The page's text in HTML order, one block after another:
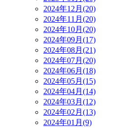
2024年12月(20)
2024年11月(20)
2024年10月(20)
2024年09月(17)
2024年08月(21)
2024年07月(20)
2024年06月(18)
2024年05月(15)
2024年04月(14)
2024年03月(12)
2024年02月(13)
2024年01月(9)